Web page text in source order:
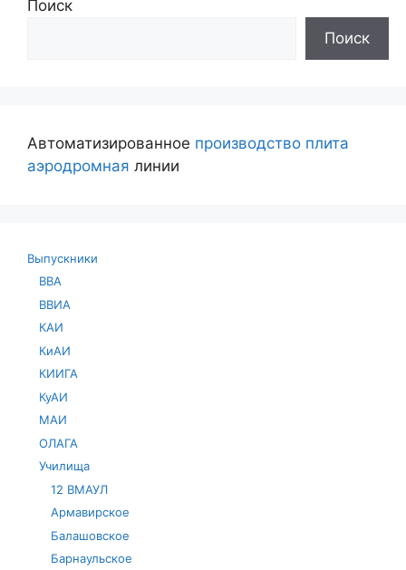
Поиск
Поиск
Автоматизированное производство плита
аэродромная линии
Выпускники
ВВА
ВВИА
КАИ
КиАИ
КИИГА
КуАИ
МАИ
ОЛАГА
Училища
12 ВМАУЛ
Армавирское
Балашовское
Барнаульское